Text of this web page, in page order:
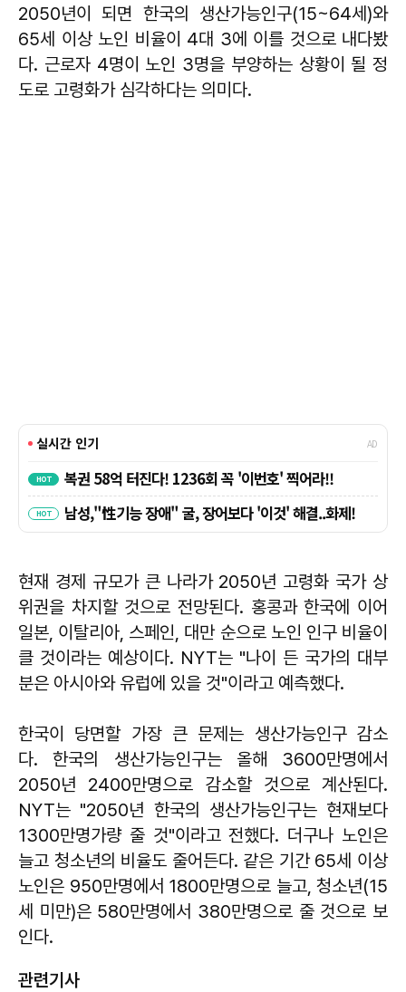
2050년이 되면 한국의 생산가능인구(15~64세)와
65세 이상 노인 비율이 4대 3에 이를 것으로 내다봤
다. 근로자 4명이 노인 3명을 부양하는 상황이 될 정
도로 고령화가 심각하다는 의미다.
현재 경제 규모가 큰 나라가 2050년 고령화 국가 상
위권을 차지할 것으로 전망된다. 홍콩과 한국에 이어
일본, 이탈리아, 스페인, 대만 순으로 노인 인구 비율이
클 것이라는 예상이다. NYT는 "나이 든 국가의 대부
분은 아시아와 유럽에 있을 것"이라고 예측했다.
한국이 당면할 가장 큰 문제는 생산가능인구 감소
다. 한국의 생산가능인구는 올해 3600만명에서
2050년 2400만명으로 감소할 것으로 계산된다.
NYT는 "2050년 한국의 생산가능인구는 현재보다
1300만명가량 줄 것"이라고 전했다. 더구나 노인은
늘고 청소년의 비율도 줄어든다. 같은 기간 65세 이상
노인은 950만명에서 1800만명으로 늘고, 청소년(15
세 미만)은 580만명에서 380만명으로 줄 것으로 보
인다.
관련기사